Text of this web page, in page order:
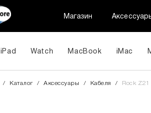
Магазин
iPad Watch MacBook iMac
/ Каталог / Аксессуары / Кабеля / Rock